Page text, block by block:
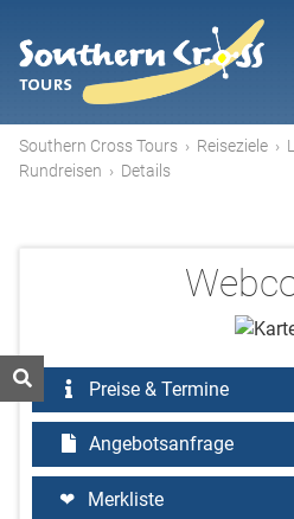
Southern Cross Tours › Reiseziele ›
Rundreisen › Details
Preise & Termine
Angebotsanfrage
Merkliste